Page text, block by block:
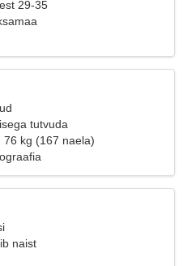
29-35
tutvuda
76 kg (167 naela)
naist